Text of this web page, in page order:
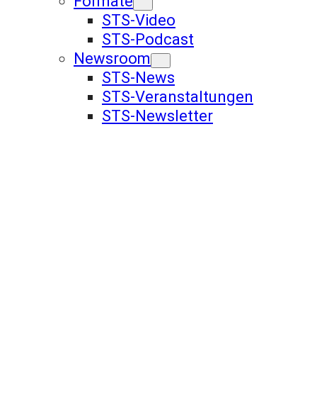
STS-Video
STS-Podcast
Newsroom
STS-News
STS-Veranstaltungen
STS-Newsletter